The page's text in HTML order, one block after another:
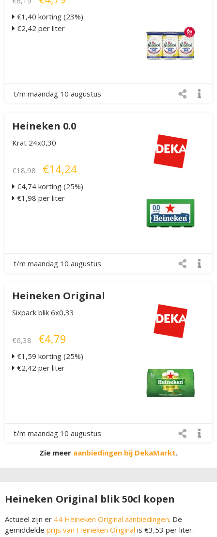
€1,40 korting (23%)
€2,42 per liter
t/m maandag 10 augustus
Heineken 0.0
Krat 24x0,30
€18,98 €14,24
€4,74 korting (25%)
€1,98 per liter
t/m maandag 10 augustus
Heineken Original
Sixpack blik 6x0,33
€6,38 €4,79
€1,59 korting (25%)
€2,42 per liter
t/m maandag 10 augustus
Zie meer aanbiedingen bij DekaMarkt.
Heineken Original blik 50cl kopen
Actueel zijn er 44 Heineken Original aanbiedingen. De
gemiddelde prijs van Heineken Original is €3,53 per liter.